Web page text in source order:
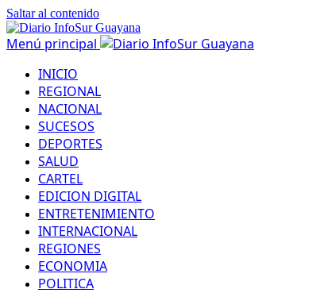
Saltar al contenido
Menú principal
INICIO
REGIONAL
NACIONAL
SUCESOS
DEPORTES
SALUD
CARTEL
EDICION DIGITAL
ENTRETENIMIENTO
INTERNACIONAL
REGIONES
ECONOMIA
POLITICA